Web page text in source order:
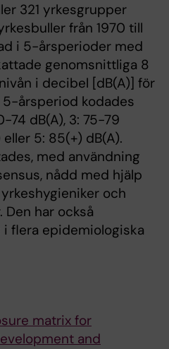
321 yrkesgrupper
från 1970 till
i 5-årsperioder med
genomsnittliga 8
i decibel [dB(A)] för
årsperiod kodades
74 dB(A), 3: 75-79
5: 85(+) dB(A).
med användning
nådd med hjälp
och
har också
flera epidemiologiska
matrix for
and